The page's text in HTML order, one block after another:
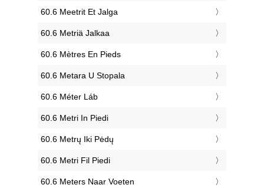
‎60.6 Meetrit Et Jalga
‎60.6 Metriä Jalkaa
‎60.6 Mètres En Pieds
‎60.6 Metara U Stopala
‎60.6 Méter Láb
‎60.6 Metri In Piedi
‎60.6 Metrų Iki Pėdų
‎60.6 Metri Fil Piedi
‎60.6 Meters Naar Voeten